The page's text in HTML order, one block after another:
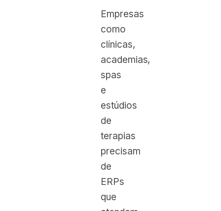
Empresas
como
clínicas,
academias,
spas
e
estúdios
de
terapias
precisam
de
ERPs
que